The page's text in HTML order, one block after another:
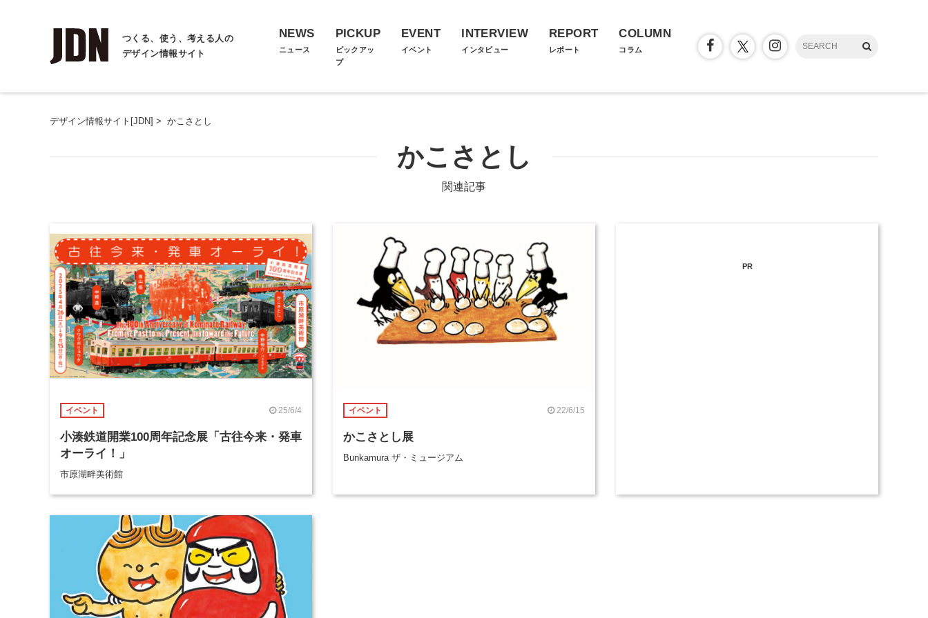
つくる、使う、考える人の
デザイン情報サイト
NEWS
ニュース
PICKUP
ピックアッ
プ
EVENT
イベント
INTERVIEW
インタビュー
REPORT
レポート
COLUMN
コラム
デザイン情報サイト[JDN] > かこさとし
かこさとし
関連記事
イベント 25/6/4
小湊鉄道開業100周年記念展「古往今来・発車
オーライ！」
市原湖畔美術館
イベント 22/6/15
かこさとし展
Bunkamura ザ・ミュージアム
PR